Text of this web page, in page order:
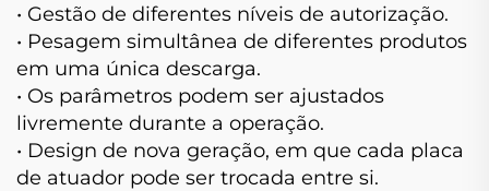
• Gestão de diferentes níveis de autorização.
• Pesagem simultânea de diferentes produtos
em uma única descarga.
• Os parâmetros podem ser ajustados
livremente durante a operação.
• Design de nova geração, em que cada placa
de atuador pode ser trocada entre si.